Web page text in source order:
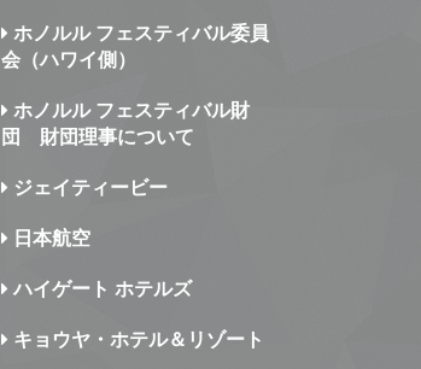
ホノルル フェスティバル委員
会（ハワイ側）
ホノルル フェスティバル財
団 財団理事について
ジェイティービー
日本航空
ハイゲート ホテルズ
キョウヤ・ホテル＆リゾート